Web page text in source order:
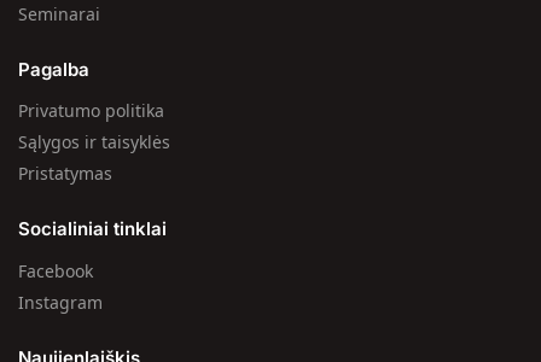
Seminarai
Pagalba
Privatumo politika
Sąlygos ir taisyklės
Pristatymas
Socialiniai tinklai
Facebook
Instagram
Naujienlaiškis